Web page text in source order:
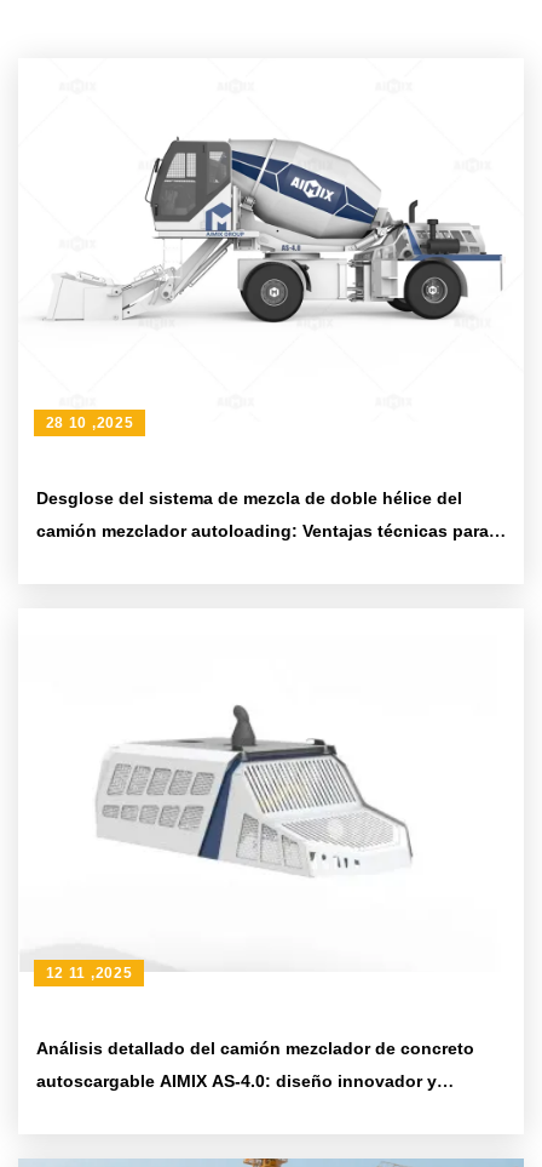
Desglose del sistema de mezcla de doble hélice del
camión mezclador autoloading: Ventajas técnicas para
28 10 ,2025
Análisis detallado del camión mezclador de concreto
autoscargable AIMIX AS-4.0: diseño innovador y
12 11 ,2025